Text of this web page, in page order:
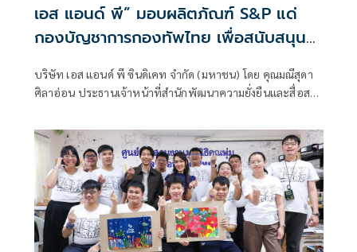
เอส แอนด์ พี” มอบผลิตภัณฑ์ S&P แด่
กองบัญชาการกองทัพไทย เพื่อสนับสนุน
จัดทำถุงยังชีพเพื่อช่วยเหลือประชาชนผู้
บริษัท เอส แอนด์ พี ซินดิเคท จำกัด (มหาชน) โดย คุณมณีสุดา
ศิลาอ่อน ประธานเจ้าหน้าที่สำนักพัฒนาความยั่งยืนและสื่อสาร
ช็อกโกแลต ผลิตภัณฑ์ขนมปังใบเตยไส้ถั่วแดง ผลิตภัณฑ์พัฟเค้ก
ครีมกลิ่นใบเตยมะพร้าว ผลิตภัณฑ์พัฟเค้กครีมกลิ่นส้ม